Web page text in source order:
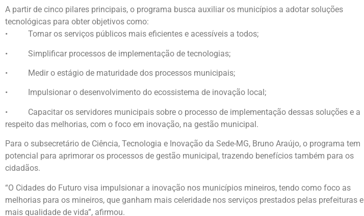
A partir de cinco pilares principais, o programa busca auxiliar os municípios a adotar soluções
tecnológicas para obter objetivos como:
• Tornar os serviços públicos mais eficientes e acessíveis a todos;
• Simplificar processos de implementação de tecnologias;
• Medir o estágio de maturidade dos processos municipais;
• Impulsionar o desenvolvimento do ecossistema de inovação local;
• Capacitar os servidores municipais sobre o processo de implementação dessas soluções e a
respeito das melhorias, com o foco em inovação, na gestão municipal.
Para o subsecretário de Ciência, Tecnologia e Inovação da Sede-MG, Bruno Araújo, o programa tem
potencial para aprimorar os processos de gestão municipal, trazendo benefícios também para os
cidadãos.
“O Cidades do Futuro visa impulsionar a inovação nos municípios mineiros, tendo como foco as
melhorias para os mineiros, que ganham mais celeridade nos serviços prestados pelas prefeituras e
mais qualidade de vida”, afirmou.